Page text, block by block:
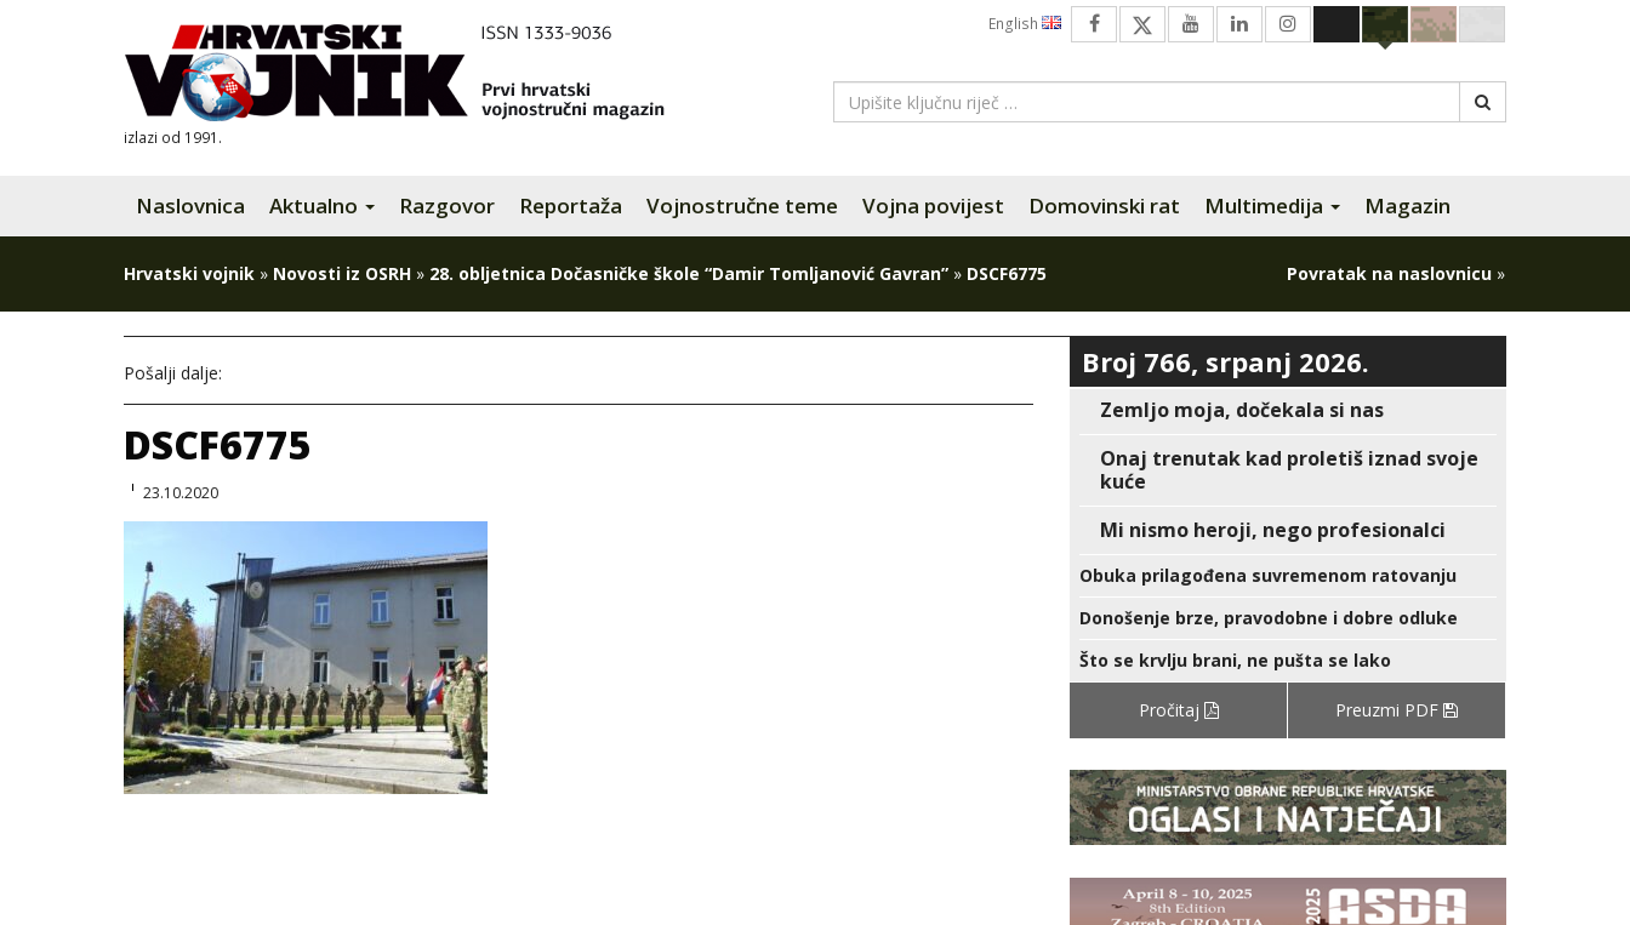
izlazi od 1991.
English
Naslovnica Aktualno Razgovor Reportaža Vojnostručne teme Vojna povijest Domovinski rat Multimedija Magazin
Hrvatski vojnik » Novosti iz OSRH » 28. obljetnica Dočasničke škole “Damir Tomljanović Gavran” » DSCF6775 Povratak na naslovnicu »
Pošalji dalje:
DSCF6775
23.10.2020
Broj 766, srpanj 2026.
Zemljo moja, dočekala si nas
Onaj trenutak kad proletiš iznad svoje
kuće
Mi nismo heroji, nego profesionalci
Obuka prilagođena suvremenom ratovanju
Donošenje brze, pravodobne i dobre odluke
Što se krvlju brani, ne pušta se lako
Pročitaj Preuzmi PDF